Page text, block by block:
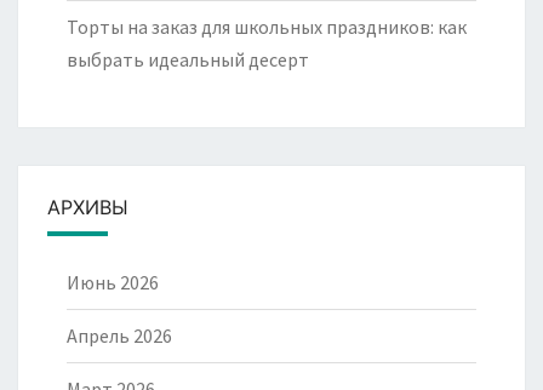
Торты на заказ для школьных праздников: как
выбрать идеальный десерт
АРХИВЫ
Июнь 2026
Апрель 2026